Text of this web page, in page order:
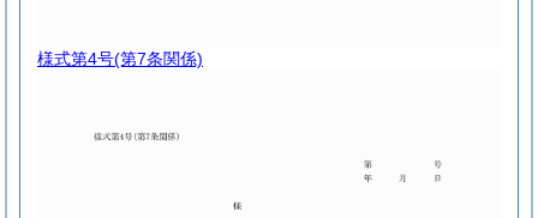
様式第4号(第7条関係)